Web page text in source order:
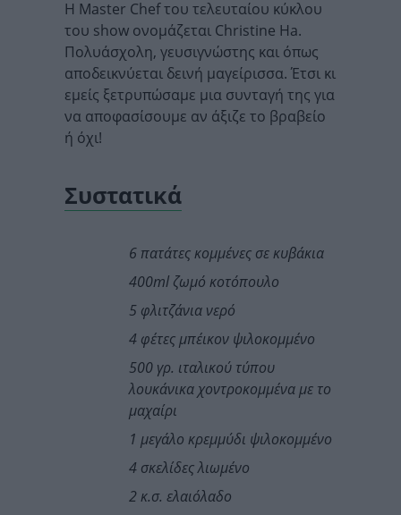
Η Master Chef του τελευταίου κύκλου
του show ονομάζεται Christine Ha.
Πολυάσχολη, γευσιγνώστης και όπως
αποδεικνύεται δεινή μαγείρισσα. Έτσι κι
εμείς ξετρυπώσαμε μια συνταγή της για
να αποφασίσουμε αν άξιζε το βραβείο
ή όχι!
Συστατικά
6 πατάτες κομμένες σε κυβάκια
400ml ζωμό κοτόπουλο
5 φλιτζάνια νερό
4 φέτες μπέικον ψιλοκομμένο
500 γρ. ιταλικού τύπου
λουκάνικα χοντροκομμένα με το
μαχαίρι
1 μεγάλο κρεμμύδι ψιλοκομμένο
4 σκελίδες λιωμένο
2 κ.σ. ελαιόλαδο